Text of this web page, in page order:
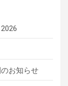
お知らせ